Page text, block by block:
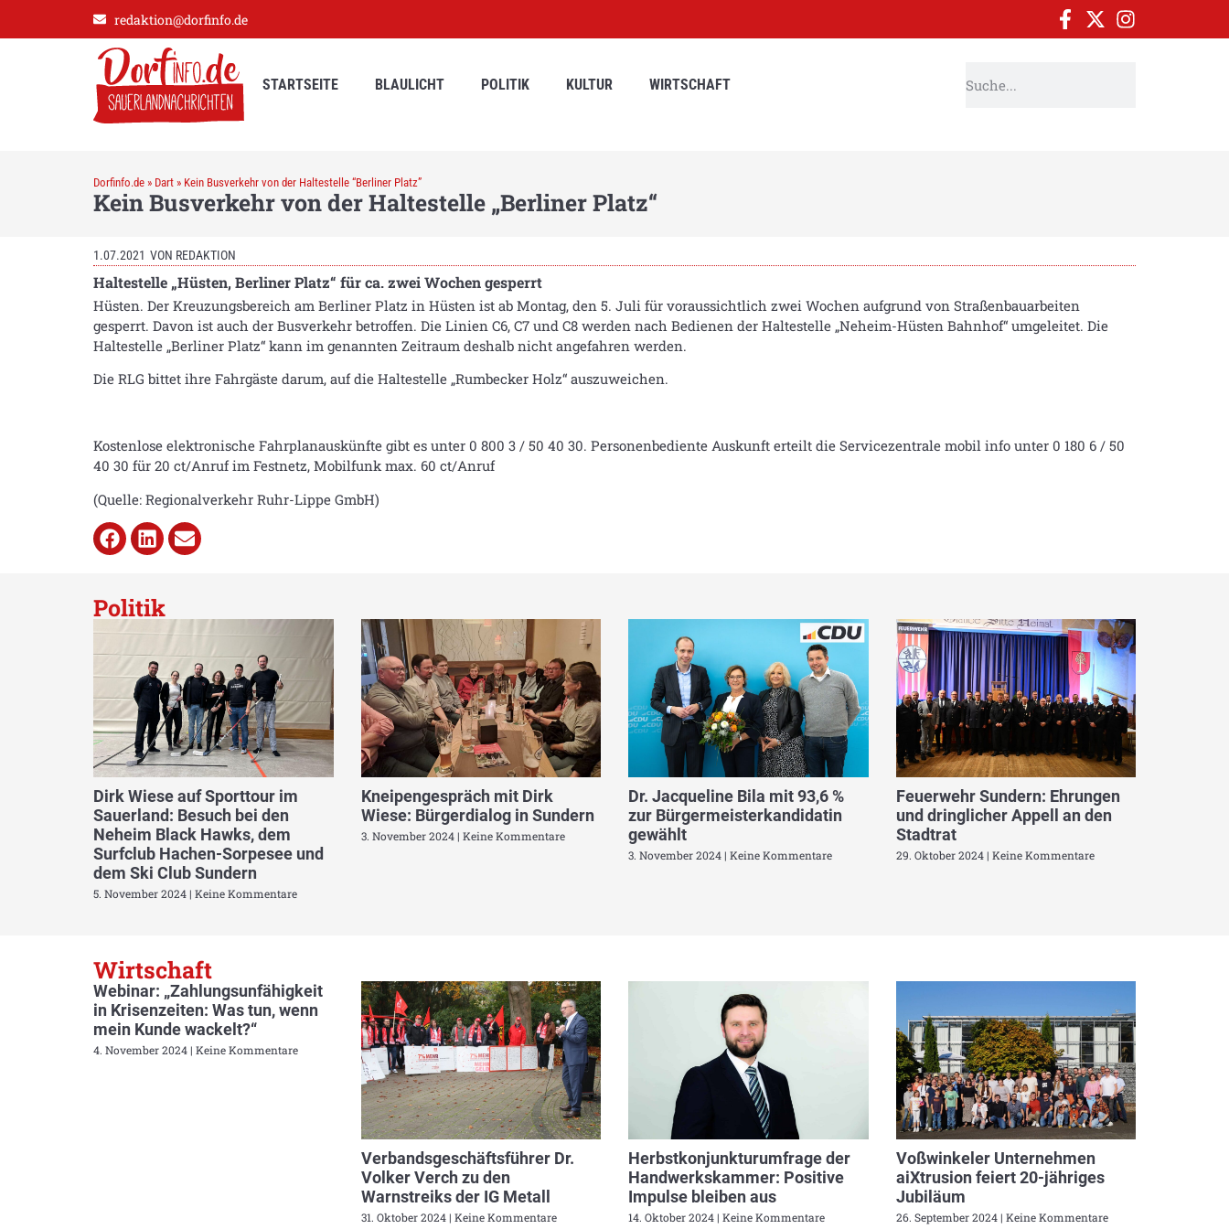
redaktion@dorfinfo.de
STARTSEITE BLAULICHT POLITIK KULTUR WIRTSCHAFT
Dorfinfo.de » Dart » Kein Busverkehr von der Haltestelle “Berliner Platz”
Kein Busverkehr von der Haltestelle „Berliner Platz“
1.07.2021 VON REDAKTION
Haltestelle „Hüsten, Berliner Platz“ für ca. zwei Wochen gesperrt
Hüsten. Der Kreuzungsbereich am Berliner Platz in Hüsten ist ab Montag, den 5. Juli für voraussichtlich zwei Wochen aufgrund von Straßenbauarbeiten
gesperrt. Davon ist auch der Busverkehr betroffen. Die Linien C6, C7 und C8 werden nach Bedienen der Haltestelle „Neheim-Hüsten Bahnhof“ umgeleitet. Die
Haltestelle „Berliner Platz“ kann im genannten Zeitraum deshalb nicht angefahren werden.
Die RLG bittet ihre Fahrgäste darum, auf die Haltestelle „Rumbecker Holz“ auszuweichen.
Kostenlose elektronische Fahrplanauskünfte gibt es unter 0 800 3 / 50 40 30. Personenbediente Auskunft erteilt die Servicezentrale mobil info unter 0 180 6 / 50
40 30 für 20 ct/Anruf im Festnetz, Mobilfunk max. 60 ct/Anruf
(Quelle: Regionalverkehr Ruhr-Lippe GmbH)
Politik
Dirk Wiese auf Sporttour im
Sauerland: Besuch bei den
Neheim Black Hawks, dem
Surfclub Hachen-Sorpesee und
dem Ski Club Sundern
5. November 2024 Keine Kommentare
Kneipengespräch mit Dirk
Wiese: Bürgerdialog in Sundern
3. November 2024 Keine Kommentare
Dr. Jacqueline Bila mit 93,6 %
zur Bürgermeisterkandidatin
gewählt
3. November 2024 Keine Kommentare
Feuerwehr Sundern: Ehrungen
und dringlicher Appell an den
Stadtrat
29. Oktober 2024 Keine Kommentare
Wirtschaft
Webinar: „Zahlungsunfähigkeit
in Krisenzeiten: Was tun, wenn
mein Kunde wackelt?“
4. November 2024 Keine Kommentare
Verbandsgeschäftsführer Dr.
Volker Verch zu den
Warnstreiks der IG Metall
31. Oktober 2024 Keine Kommentare
Herbstkonjunkturumfrage der
Handwerkskammer: Positive
Impulse bleiben aus
14. Oktober 2024 Keine Kommentare
Voßwinkeler Unternehmen
aiXtrusion feiert 20-jähriges
Jubiläum
26. September 2024 Keine Kommentare